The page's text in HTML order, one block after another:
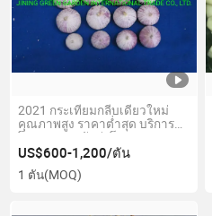
2021 กระเทียมกลีบเดียวใหม่
คุณภาพสูง ราคาต่ำสุด บริการดี
โรงงานปลูกจัดส่งโดยตรง
4.0cm, 4.5cm กระเทียมกลีบ
เดียวสดคุณภาพสูง
US$600-1,200/ตัน
1 ตัน(MOQ)